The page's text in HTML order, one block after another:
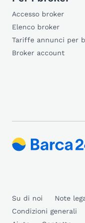
Accesso broker
Elenco broker
Tariffe annunci per
Broker account
Su di noi Note
Condizioni generali